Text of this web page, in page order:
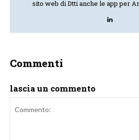
sito web di Dtti anche le app per
Commenti
lascia un commento